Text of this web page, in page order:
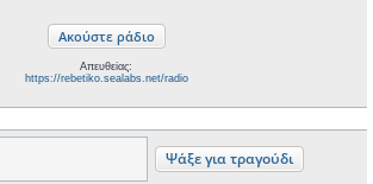
Απευθείας:
https://rebetiko.sealabs.net/radio